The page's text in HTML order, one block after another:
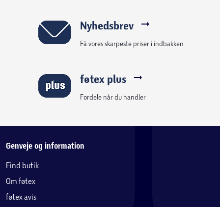
Nyhedsbrev
Få vores skarpeste priser i indbakken
føtex plus
Fordele når du handler
Genveje og information
Find butik
Om føtex
føtex avis